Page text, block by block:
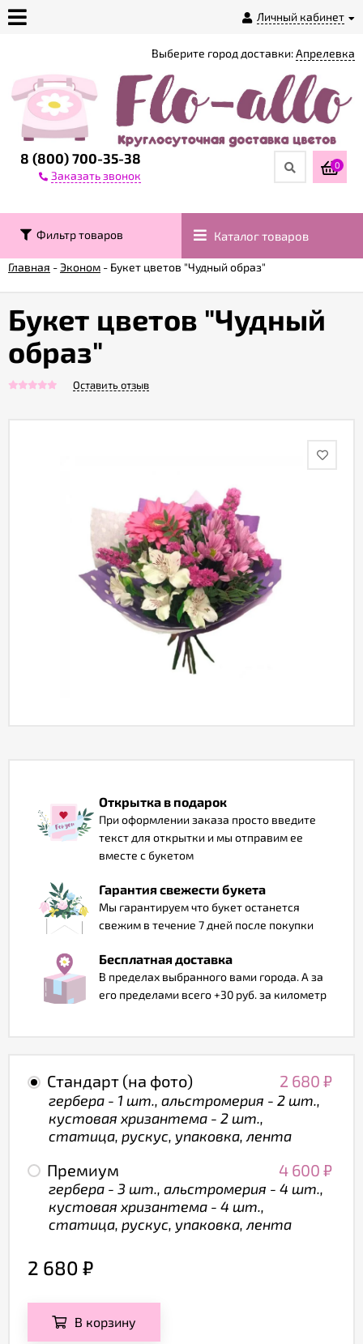
Личный кабинет
магазине
Доставка
Контакты
Гарантии
8 (800) 700-35-38
Заказать звонок
Выберите город доставки:Апрелевка
0
Фильтр товаров Каталог товаров
Главная -Эконом - Букет цветов "Чудный образ"
Букет цветов "Чудный
образ"
Оставить отзыв
Открытка в подарок
При оформлении заказа просто введите
текст для открытки и мы отправим ее
вместе с букетом
Гарантия свежести букета
Мы гарантируем что букет останется
свежим в течение 7 дней после покупки
Бесплатная доставка
В пределах выбранного вами города. А за
его пределами всего +30 руб. за километр
Стандарт (на фото) 2 680 ₽
гербера - 1 шт., альстромерия - 2 шт.,
кустовая хризантема - 2 шт.,
статица, рускус, упаковка, лента
Премиум 4 600 ₽
гербера - 3 шт., альстромерия - 4 шт.,
кустовая хризантема - 4 шт.,
статица, рускус, упаковка, лента
2 680 ₽
В корзину